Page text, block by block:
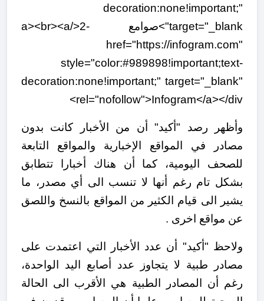
decoration:none!important;"
target="_blank">صوامع -2</a><br><a
href="https://infogram.com"
style="color:#989898!important;text-
decoration:none!important;" target="_blank"
rel="nofollow">Infogram</a></div>
وأظهر رصد "أكيد" أن من الأخبار كانت بدون
مصادر في المواقع الإخبارية والمواقع التابعة
للصحف اليومية، كما أن هناك أخبارا تتطابق
بشكل تام رغم أنها لا تنسب الى أي مصدر، ما
يشير الى قيام الكثير من المواقع بالنسخ واللصق
عن مواقع اخرى .
ولاحظ "أكيد" أن عدد الأخبار التي اعتمدت على
مصادر طبية لا يتجاوز عدد أصابع اليد الواحدة،
رغم أن المصادر الطبية هي الأقرب الى الحالة